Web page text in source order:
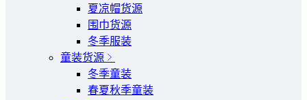
夏凉帽货源
围巾货源
冬季服装
童装货源
冬季童装
春夏秋季童装